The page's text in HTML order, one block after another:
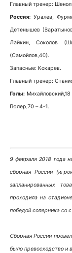
Главный тренер:
Россия: Уралев,
Детенышев
Лайкин, Соколов
(Самойлов,40).
Запасные: Кокарев.
Главный тренер:
Голы:
Гюлер,70 – 4-1.
9 февраля 2018 года
сборная России
запланированных
проходила на
победой соперника со
Сборная России
было превосходство и